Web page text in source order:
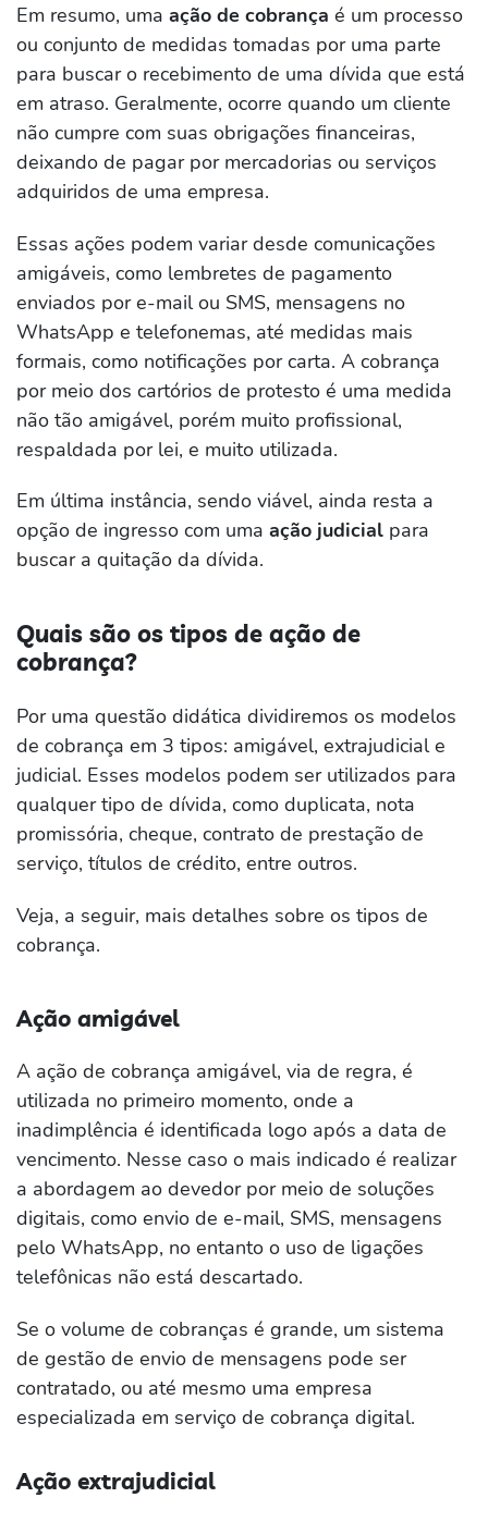
Em resumo, uma ação de cobrança é um processo
ou conjunto de medidas tomadas por uma parte
para buscar o recebimento de uma dívida que está
em atraso. Geralmente, ocorre quando um cliente
não cumpre com suas obrigações financeiras,
deixando de pagar por mercadorias ou serviços
adquiridos de uma empresa.
Essas ações podem variar desde comunicações
amigáveis, como lembretes de pagamento
enviados por e-mail ou SMS, mensagens no
WhatsApp e telefonemas, até medidas mais
formais, como notificações por carta. A cobrança
por meio dos cartórios de protesto é uma medida
não tão amigável, porém muito profissional,
respaldada por lei, e muito utilizada.
Em última instância, sendo viável, ainda resta a
opção de ingresso com uma ação judicial para
buscar a quitação da dívida.
Quais são os tipos de ação de
cobrança?
Por uma questão didática dividiremos os modelos
de cobrança em 3 tipos: amigável, extrajudicial e
judicial. Esses modelos podem ser utilizados para
qualquer tipo de dívida, como duplicata, nota
promissória, cheque, contrato de prestação de
serviço, títulos de crédito, entre outros.
Veja, a seguir, mais detalhes sobre os tipos de
cobrança.
Ação amigável
A ação de cobrança amigável, via de regra, é
utilizada no primeiro momento, onde a
inadimplência é identificada logo após a data de
vencimento. Nesse caso o mais indicado é realizar
a abordagem ao devedor por meio de soluções
digitais, como envio de e-mail, SMS, mensagens
pelo WhatsApp, no entanto o uso de ligações
telefônicas não está descartado.
Se o volume de cobranças é grande, um sistema
de gestão de envio de mensagens pode ser
contratado, ou até mesmo uma empresa
especializada em serviço de cobrança digital.
Ação extrajudicial